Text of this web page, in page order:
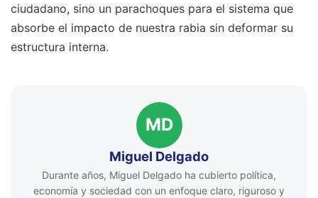
ciudadano, sino un parachoques para el sistema que
absorbe el impacto de nuestra rabia sin deformar su
estructura interna.
MD
Miguel Delgado
Durante años, Miguel Delgado ha cubierto política,
economía y sociedad con un enfoque claro, riguroso y